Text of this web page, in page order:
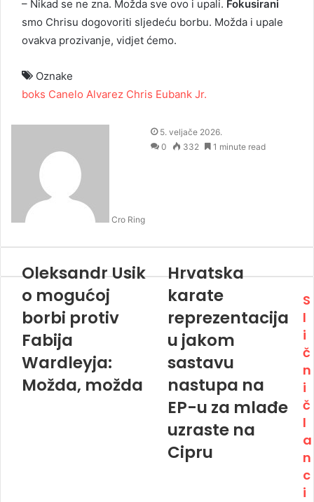
– Nikad se ne zna. Možda sve ovo i upali. Fokusirani
smo Chrisu dogovoriti sljedeću borbu. Možda i upale
ovakva prozivanje, vidjet ćemo.
Oznake
boks Canelo Alvarez Chris Eubank Jr.
Cro Ring
5. veljače 2026.
0
332 1 minute read
Oleksandr Usik
o mogućoj
borbi protiv
Fabija
Wardleyja:
Možda, možda
Hrvatska
karate
reprezentacija
u jakom
sastavu
nastupa na
EP-u za mlađe
uzraste na
Cipru
S
l
i
č
n
i
č
l
a
n
c
i